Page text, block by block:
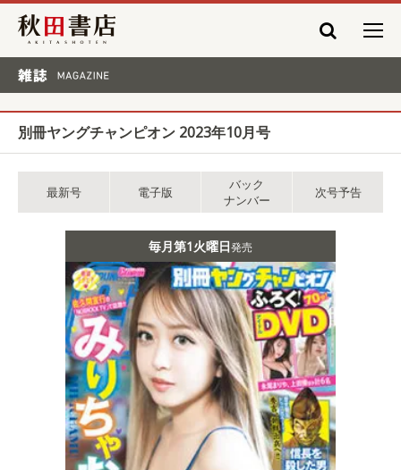
秋田書店
別冊ヤングチャンピオン 2023年10月号
最新号 電子版
バック
ナンバー
次号予告
毎月第1火曜日発売